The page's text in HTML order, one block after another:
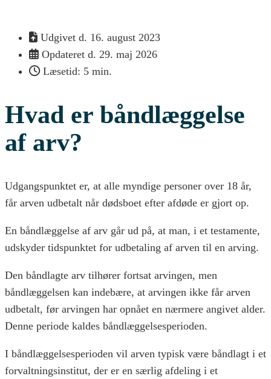
Udgivet d. 16. august 2023
Opdateret d. 29. maj 2026
Læsetid: 5 min.
Hvad er båndlæggelse
af arv?
Udgangspunktet er, at alle myndige personer over 18 år,
får arven udbetalt når dødsboet efter afdøde er gjort op.
En båndlæggelse af arv går ud på, at man, i et testamente,
udskyder tidspunktet for udbetaling af arven til en arving.
Den båndlagte arv tilhører fortsat arvingen, men
båndlæggelsen kan indebære, at arvingen ikke får arven
udbetalt, før arvingen har opnået en nærmere angivet alder.
Denne periode kaldes båndlæggelsesperioden.
I båndlæggelsesperioden vil arven typisk være båndlagt i et
forvaltningsinstitut, der er en særlig afdeling i et